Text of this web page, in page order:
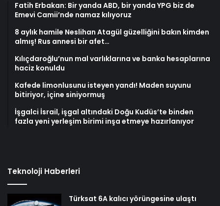
Fatih Erbakan: Bir yanda ABD, bir yanda YPG biz de
Emevi Camii’nde namaz kılıyoruz
8 aylık hamile Neslihan Atagül güzelliğini bakın kimden
almış! Rus annesi bir afet…
Kılıçdaroğlu’nun mal varlıklarına ve banka hesaplarına
haciz konuldu
Kafede limonlusunu isteyen yandı! Maden suyunu
bitiriyor, içine siniyormuş
İşgalci İsrail, işgal altındaki Doğu Kudüs’te binden
fazla yeni yerleşim birimi inşa etmeye hazırlanıyor
Teknoloji Haberleri
Türksat 6A kalıcı yörüngesine ulaştı